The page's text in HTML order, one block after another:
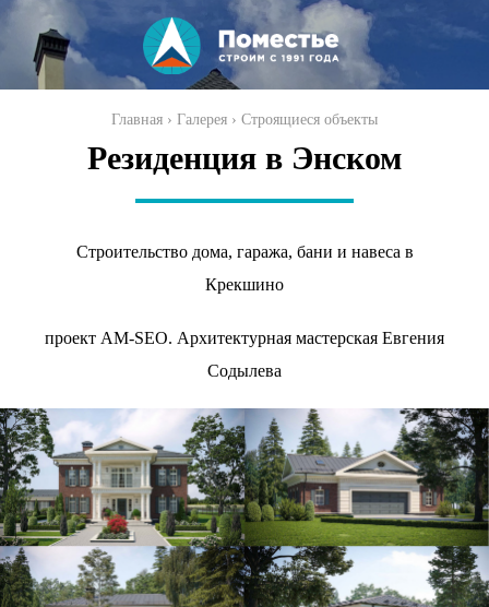
Перейти к
основному
содержанию
Главная › Галерея › Строящиеся объекты
Резиденция в Энском
Строительство дома, гаража, бани и навеса в
Крекшино
проект AM-SEO. Архитектурная мастерская Евгения
Содылева